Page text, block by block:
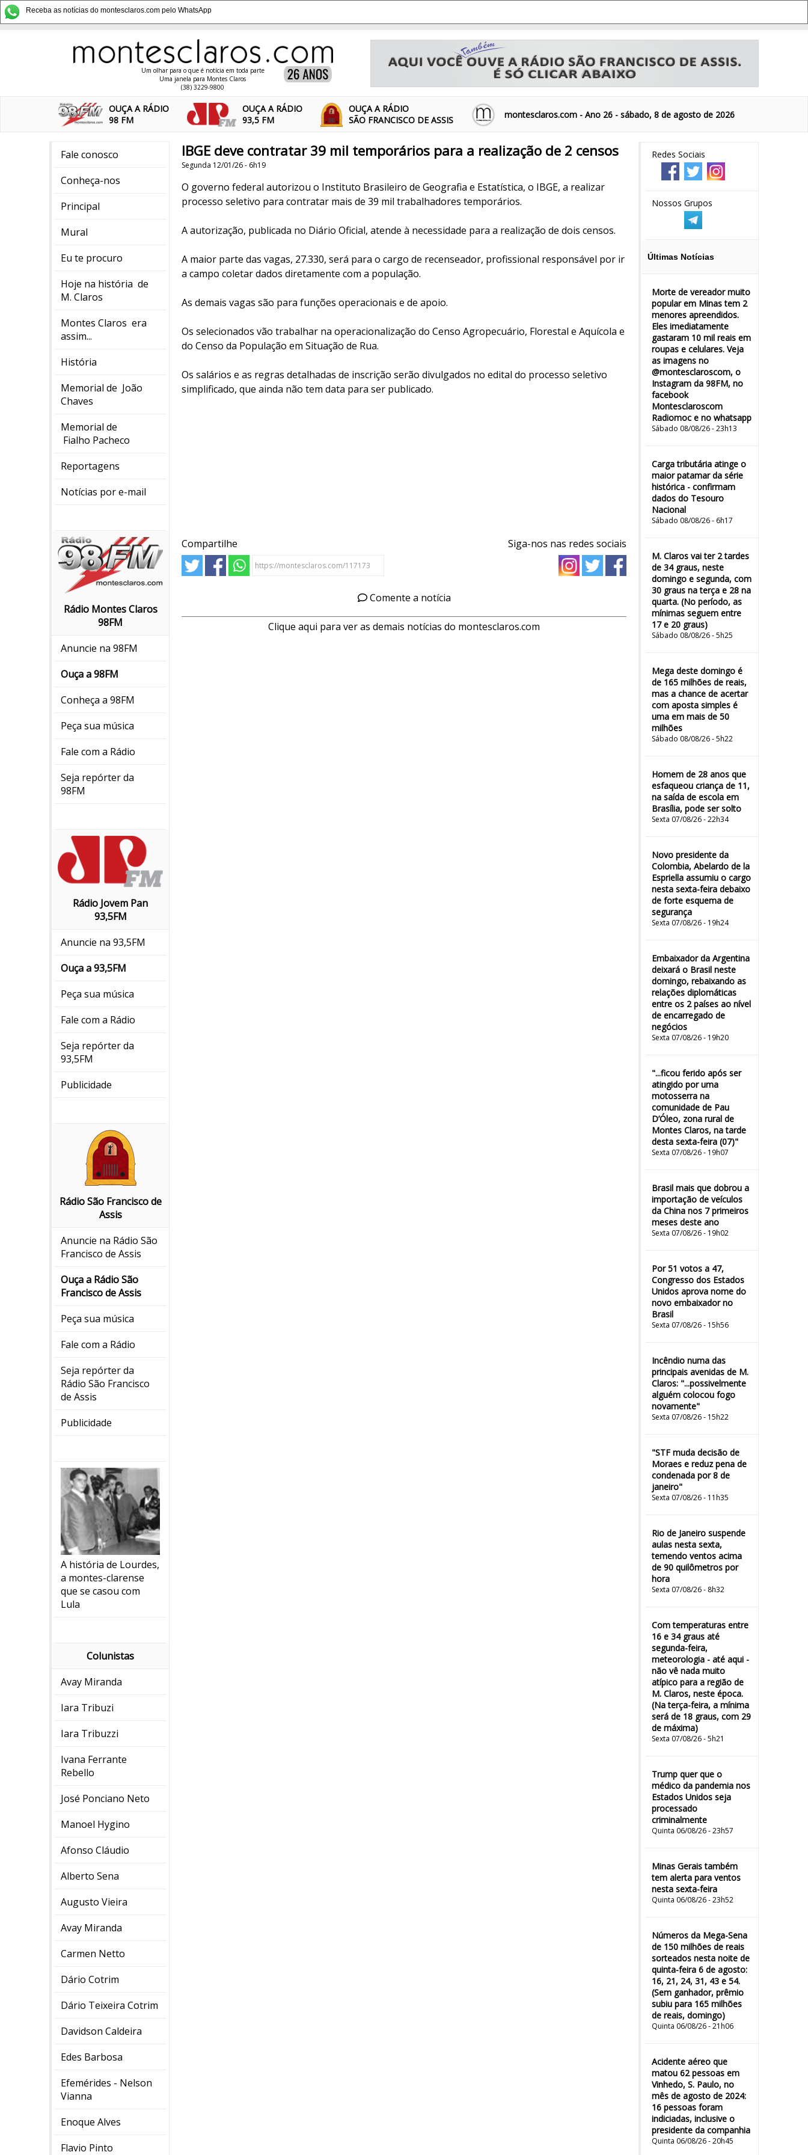
Receba as notícias do montesclaros.com pelo WhatsApp
Um olhar para o que é notícia em toda parte
Uma janela para Montes Claros
(38) 3229-9800
OUÇA A RÁDIO
98 FM
OUÇA A RÁDIO
93,5 FM
OUÇA A RÁDIO
SÃO FRANCISCO DE ASSIS
montesclaros.com - Ano 26 - sábado, 8 de agosto de 2026
Fale conosco
Conheça-nos
Principal
Mural
Eu te procuro
Hoje na história de
M. Claros
Montes Claros era
assim...
História
Memorial de João
Chaves
Memorial de
Fialho Pacheco
Reportagens
Notícias por e-mail
Rádio Montes Claros
98FM
Anuncie na 98FM
Ouça a 98FM
Conheça a 98FM
Peça sua música
Fale com a Rádio
Seja repórter da
98FM
Rádio Jovem Pan
93,5FM
Anuncie na 93,5FM
Ouça a 93,5FM
Peça sua música
Fale com a Rádio
Seja repórter da
93,5FM
Publicidade
Rádio São Francisco de
Assis
Anuncie na Rádio São
Francisco de Assis
Ouça a Rádio São
Francisco de Assis
Peça sua música
Fale com a Rádio
Seja repórter da
Rádio São Francisco
de Assis
Publicidade
A história de Lourdes,
a montes-clarense
que se casou com
Lula
Colunistas
Avay Miranda
Iara Tribuzi
Iara Tribuzzi
Ivana Ferrante
Rebello
José Ponciano Neto
Manoel Hygino
Afonso Cláudio
Alberto Sena
Augusto Vieira
Avay Miranda
Carmen Netto
Dário Cotrim
Dário Teixeira Cotrim
Davidson Caldeira
Edes Barbosa
Efemérides - Nelson
Vianna
Enoque Alves
Flavio Pinto
Redes Sociais
Nossos Grupos
Últimas Notícias
Morte de vereador muito
popular em Minas tem 2
menores apreendidos.
Eles imediatamente
gastaram 10 mil reais em
roupas e celulares. Veja
as imagens no
@montesclaroscom, o
Instagram da 98FM, no
facebook
Montesclaroscom
Radiomoc e no whatsapp
Sábado 08/08/26 - 23h13
Carga tributária atinge o
maior patamar da série
histórica - confirmam
dados do Tesouro
Nacional
Sábado 08/08/26 - 6h17
M. Claros vai ter 2 tardes
de 34 graus, neste
domingo e segunda, com
30 graus na terça e 28 na
quarta. (No período, as
mínimas seguem entre
17 e 20 graus)
Sábado 08/08/26 - 5h25
Mega deste domingo é
de 165 milhões de reais,
mas a chance de acertar
com aposta simples é
uma em mais de 50
milhões
Sábado 08/08/26 - 5h22
Homem de 28 anos que
esfaqueou criança de 11,
na saída de escola em
Brasília, pode ser solto
Sexta 07/08/26 - 22h34
Novo presidente da
Colombia, Abelardo de la
Espriella assumiu o cargo
nesta sexta-feira debaixo
de forte esquema de
segurança
Sexta 07/08/26 - 19h24
Embaixador da Argentina
deixará o Brasil neste
domingo, rebaixando as
relações diplomáticas
entre os 2 países ao nível
de encarregado de
negócios
Sexta 07/08/26 - 19h20
"...ficou ferido após ser
atingido por uma
motosserra na
comunidade de Pau
D’Óleo, zona rural de
Montes Claros, na tarde
desta sexta-feira (07)"
Sexta 07/08/26 - 19h07
Brasil mais que dobrou a
importação de veículos
da China nos 7 primeiros
meses deste ano
Sexta 07/08/26 - 19h02
Por 51 votos a 47,
Congresso dos Estados
Unidos aprova nome do
novo embaixador no
Brasil
Sexta 07/08/26 - 15h56
Incêndio numa das
principais avenidas de M.
Claros: "...possivelmente
alguém colocou fogo
novamente"
Sexta 07/08/26 - 15h22
"STF muda decisão de
Moraes e reduz pena de
condenada por 8 de
janeiro"
Sexta 07/08/26 - 11h35
Rio de Janeiro suspende
aulas nesta sexta,
temendo ventos acima
de 90 quilômetros por
hora
Sexta 07/08/26 - 8h32
Com temperaturas entre
16 e 34 graus até
segunda-feira,
meteorologia - até aqui -
não vê nada muito
atípico para a região de
M. Claros, neste época.
(Na terça-feira, a mínima
será de 18 graus, com 29
de máxima)
Sexta 07/08/26 - 5h21
Trump quer que o
médico da pandemia nos
Estados Unidos seja
processado
criminalmente
Quinta 06/08/26 - 23h57
Minas Gerais também
tem alerta para ventos
nesta sexta-feira
Quinta 06/08/26 - 23h52
Números da Mega-Sena
de 150 milhões de reais
sorteados nesta noite de
quinta-feira 6 de agosto:
16, 21, 24, 31, 43 e 54.
(Sem ganhador, prêmio
subiu para 165 milhões
de reais, domingo)
Quinta 06/08/26 - 21h06
Acidente aéreo que
matou 62 pessoas em
Vinhedo, S. Paulo, no
mês de agosto de 2024:
16 pessoas foram
indiciadas, inclusive o
presidente da companhia
Quinta 06/08/26 - 20h45
IBGE deve contratar 39 mil temporários para a realização de 2 censos
Segunda 12/01/26 - 6h19
O governo federal autorizou o Instituto Brasileiro de Geografia e Estatística, o IBGE, a realizar
processo seletivo para contratar mais de 39 mil trabalhadores temporários.
A autorização, publicada no Diário Oficial, atende à necessidade para a realização de dois censos.
A maior parte das vagas, 27.330, será para o cargo de recenseador, profissional responsável por ir
a campo coletar dados diretamente com a população.
As demais vagas são para funções operacionais e de apoio.
Os selecionados vão trabalhar na operacionalização do Censo Agropecuário, Florestal e Aquícola e
do Censo da População em Situação de Rua.
Os salários e as regras detalhadas de inscrição serão divulgados no edital do processo seletivo
simplificado, que ainda não tem data para ser publicado.
Compartilhe Siga-nos nas redes sociais
Comente a notícia
Clique aqui para ver as demais notícias do montesclaros.com